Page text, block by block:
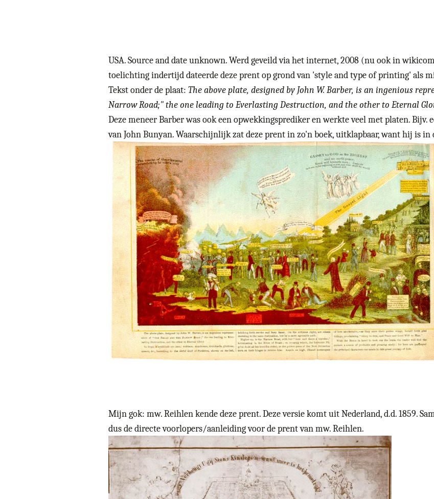
USA. Source and date unknown. Werd geveild via het internet, 2008 (nu ook in
toelichting indertijd dateerde deze prent op grond van 'style and type of printing' als
Tekst onder de plaat: The above plate, designed by John W. Barber, is an ingenious
Narrow Road;" the one leading to Everlasting Destruction, and the other to Eternal
Deze meneer Barber was ook een opwekkingsprediker en werkte veel met platen. Bijv.
van John Bunyan. Waarschijnlijk zat deze prent in zo'n boek, uitklapbaar, want hij is in
Mijn gok: mw. Reihlen kende deze prent. Deze versie komt uit Nederland, d.d. 1859.
dus de directe voorlopers/aanleiding voor de prent van mw. Reihlen.